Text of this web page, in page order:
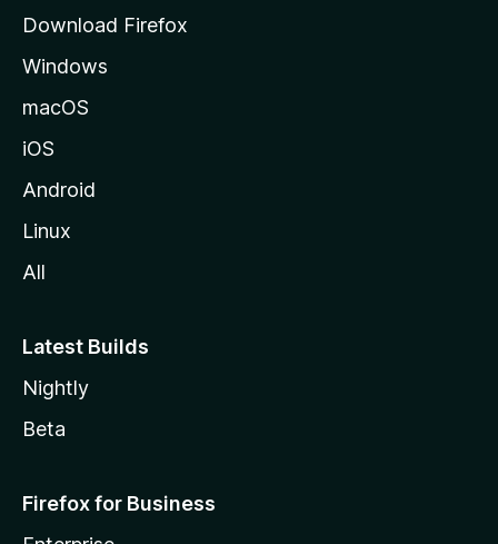
e
Download Firefox
Windows
macOS
iOS
Android
Linux
All
Latest Builds
Nightly
Beta
Firefox for Business